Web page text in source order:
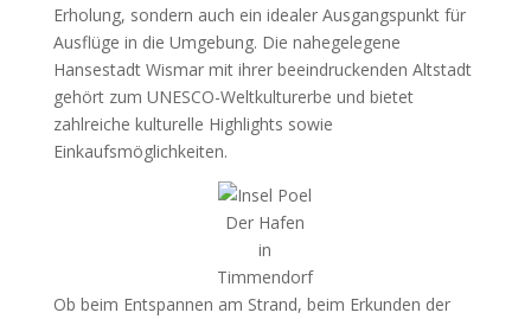
Erholung, sondern auch ein idealer Ausgangspunkt für
Ausflüge in die Umgebung. Die nahegelegene
Hansestadt Wismar mit ihrer beeindruckenden Altstadt
gehört zum UNESCO-Weltkulturerbe und bietet
zahlreiche kulturelle Highlights sowie
Einkaufsmöglichkeiten.
Der Hafen
in
Timmendorf
Ob beim Entspannen am Strand, beim Erkunden der